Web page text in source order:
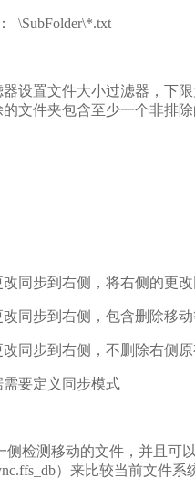
\SubFolder\*.txt
设置文件大小过滤器，下
文件夹包含至少一个非排
同步到右侧，将右侧的更
同步到右侧，包含删除移
同步到右侧，不删除右侧原
要定义同步模式
侧检测移动的文件，并且
）来比较当前文件系